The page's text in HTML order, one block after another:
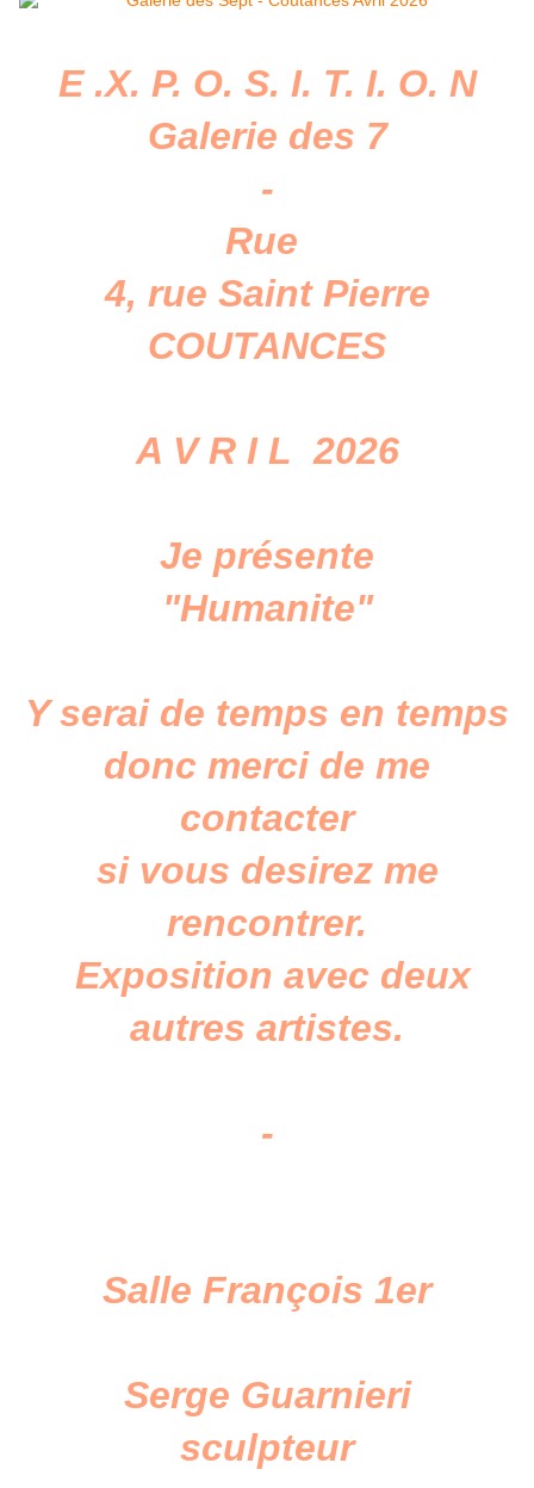
E .X. P. O. S. I. T. I. O. N
Galerie des 7
​-
Rue
4, rue Saint Pierre
COUTANCES
A V R I L 2026
Je présente
"Humanite"​​​
Y serai de temps en temps
donc merci de me
contacter
si vous desirez me
rencontrer.
Exposition avec deux
autres artistes.
-
Salle François 1er
Serge Guarnieri
sculpteur